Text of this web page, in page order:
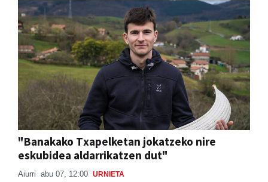
"Banakako Txapelketan jokatzeko nire
eskubidea aldarrikatzen dut"
Aiurri abu 07, 12:00 URNIETA